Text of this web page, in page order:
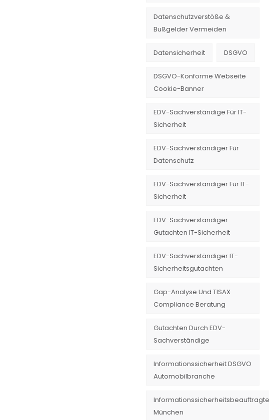
Datenschutzverstöße &
Bußgelder Vermeiden
Datensicherheit DSGVO
DSGVO-Konforme Webseite
Cookie-Banner
EDV-Sachverständige Für IT-
Sicherheit
EDV-Sachverständiger Für
Datenschutz
EDV-Sachverständiger Für IT-
Sicherheit
EDV-Sachverständiger
Gutachten IT-Sicherheit
EDV-Sachverständiger IT-
Sicherheitsgutachten
Gap-Analyse Und TISAX
Compliance Beratung
Gutachten Durch EDV-
Sachverständige
Informationssicherheit DSGVO
Automobilbranche
München